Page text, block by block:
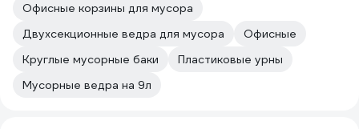
Офисные корзины для мусора
Двухсекционные ведра для мусора
Офисные
Круглые мусорные баки
Пластиковые урны
Мусорные ведра на 9л